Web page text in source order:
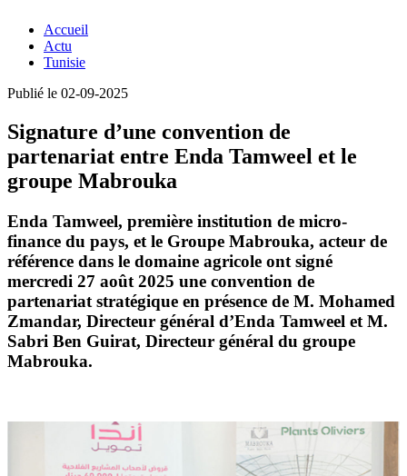
Accueil
Actu
Tunisie
Publié le 02-09-2025
Signature d’une convention de
partenariat entre Enda Tamweel et le
groupe Mabrouka
Enda Tamweel, première institution de micro-
finance du pays, et le Groupe Mabrouka, acteur de
référence dans le domaine agricole ont signé
mercredi 27 août 2025 une convention de
partenariat stratégique en présence de M. Mohamed
Zmandar, Directeur général d’Enda Tamweel et M.
Sabri Ben Guirat, Directeur général du groupe
Mabrouka.